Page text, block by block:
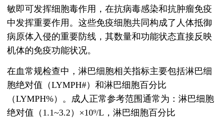
敏即可发挥细胞毒作用，在抗病毒感染和抗肿瘤免疫
中发挥重要作用。这些免疫细胞共同构成了人体抵御
病原体入侵的重要防线，其数量和功能状态直接反映
机体的免疫功能状况。
在血常规检查中，淋巴细胞相关指标主要包括淋巴细
胞绝对值（LYMPH#）和淋巴细胞百分比
（LYMPH%）。成人正常参考范围通常为：淋巴细胞
绝对值（1.1~3.2）×10⁹/L，淋巴细胞百分比